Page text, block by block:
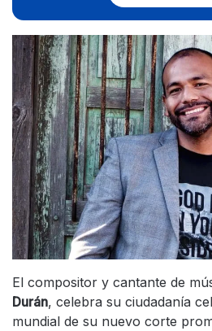
El compositor y cantante de
Durán, celebra su ciudadanía
mundial de su nuevo corte